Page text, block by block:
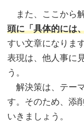
また、ここから
頭に「具体的には
すい文章になりま
表現は、他人事に
う。
解決策は、テー
す。そのため、添
いきましょう。